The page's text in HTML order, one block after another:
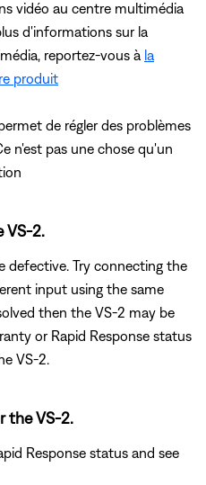
vidéo au centre multimédia
d'informations sur la
reportez-vous à la
produit
de régler des problèmes
n'est pas une chose qu'un
VS-2.
defective. Try connecting the
input using the same
then the VS-2 may be
or Rapid Response status
VS-2.
the VS-2.
Response status and see